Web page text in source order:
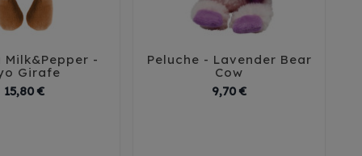
 
Milk&Pepper -
Girafe
15,80 €Prix

Peluche - Lavender Bear
Cow
9,70 €Prix